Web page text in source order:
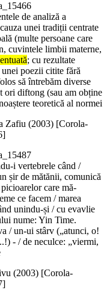
de analiză a
unei tradiții centrate
(multe persoane care
cuvintele limbii materne,
; cu rezultate
unei poezii citite fără
să întrebăm diverse
ori diftong (sau am obține
teoretică al normei
Zafiu (2003) [Corola-
i vertebrele când /
șir de mătănii, comunică
care mă-
ce facem / marea
unindu-și / cu evavlie
nume: Yin Time.
/ un-ui stârv („atunci, o!
- / de neculce: „viermi,
(2003) [Corola-